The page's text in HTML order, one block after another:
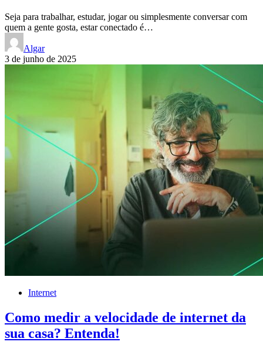
Seja para trabalhar, estudar, jogar ou simplesmente conversar com
quem a gente gosta, estar conectado é…
Algar
3 de junho de 2025
Internet
Como medir a velocidade de internet da
sua casa? Entenda!